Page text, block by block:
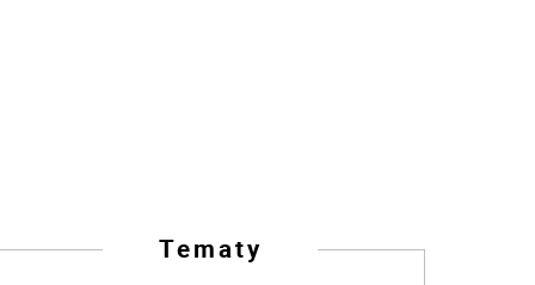
Tematy